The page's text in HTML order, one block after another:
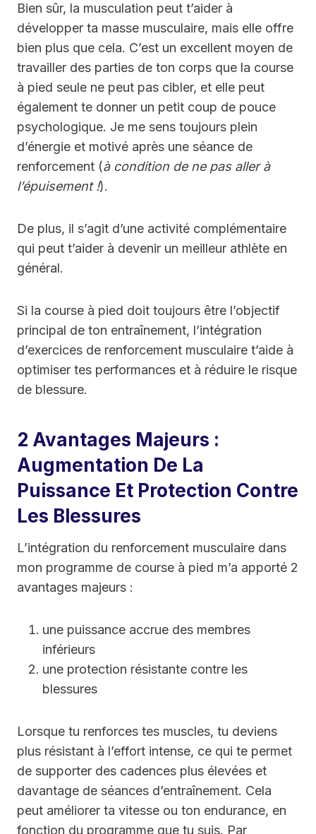
Bien sûr, la musculation peut t’aider à
développer ta masse musculaire, mais elle offre
bien plus que cela. C’est un excellent moyen de
travailler des parties de ton corps que la course
à pied seule ne peut pas cibler, et elle peut
également te donner un petit coup de pouce
psychologique. Je me sens toujours plein
d’énergie et motivé après une séance de
renforcement (à condition de ne pas aller à
l’épuisement !).
De plus, il s’agit d’une activité complémentaire
qui peut t’aider à devenir un meilleur athlète en
général.
Si la course à pied doit toujours être l’objectif
principal de ton entraînement, l’intégration
d’exercices de renforcement musculaire t’aide à
optimiser tes performances et à réduire le risque
de blessure.
2 Avantages Majeurs :
Augmentation De La
Puissance Et Protection Contre
Les Blessures
L’intégration du renforcement musculaire dans
mon programme de course à pied m’a apporté 2
avantages majeurs :
une puissance accrue des membres
inférieurs
une protection résistante contre les
blessures
Lorsque tu renforces tes muscles, tu deviens
plus résistant à l’effort intense, ce qui te permet
de supporter des cadences plus élevées et
davantage de séances d’entraînement. Cela
peut améliorer ta vitesse ou ton endurance, en
fonction du programme que tu suis. Par